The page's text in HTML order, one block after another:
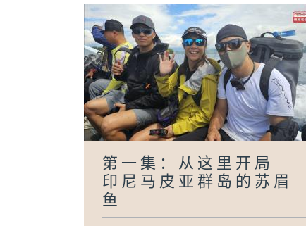
第一集：从这里开局 :
印尼马皮亚群岛的苏眉
鱼